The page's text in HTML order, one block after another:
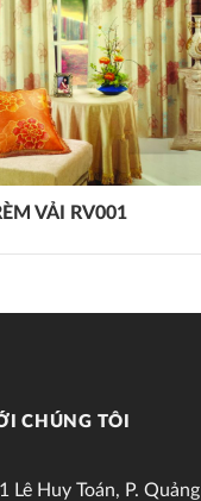
VẢI RV001
CHÚNG TÔI
Lê Huy Toán, P. Quảng